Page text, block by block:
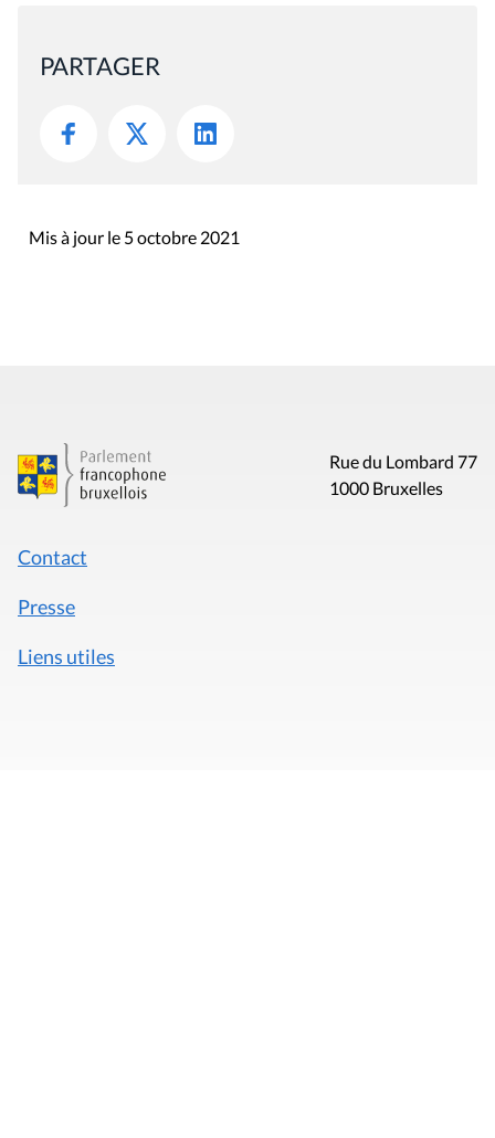
PARTAGER
Mis à jour le 5 octobre 2021
Rue du Lombard 77
1000 Bruxelles
Contact
Presse
Liens utiles